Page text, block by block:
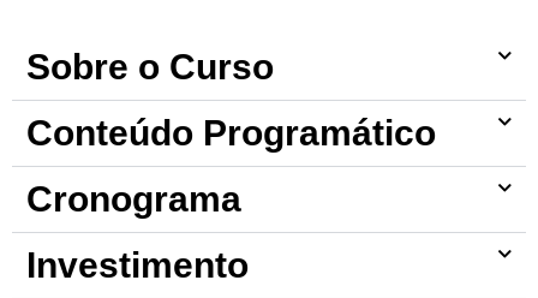
Sobre o Curso
Conteúdo Programático
Cronograma
Investimento